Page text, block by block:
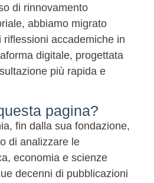
di rinnovamento
abbiamo migrato
accademiche in
digitale, progettata
più rapida e
pagina?
fin dalla sua fondazione,
di analizzare le
economia e scienze
decenni di pubblicazioni